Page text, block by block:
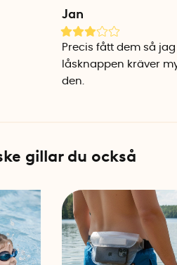
Solklockorna
en val och det rosa
UV-armbandet är ett
Jan
Precis fått dem så
låsknappen kräver
den.
gillar du också